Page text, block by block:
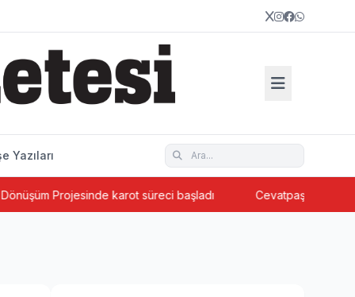
Yazıları
Projesinde karot süreci başladı Cevatpaşa’da ada bazlı